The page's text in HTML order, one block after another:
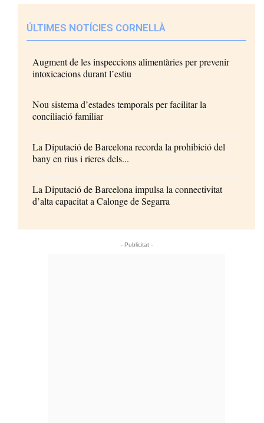
ÚLTIMES NOTÍCIES CORNELLÀ
Augment de les inspeccions alimentàries per prevenir
intoxicacions durant l’estiu
Nou sistema d’estades temporals per facilitar la
conciliació familiar
La Diputació de Barcelona recorda la prohibició del
bany en rius i rieres dels...
La Diputació de Barcelona impulsa la connectivitat
d’alta capacitat a Calonge de Segarra
- Publicitat -